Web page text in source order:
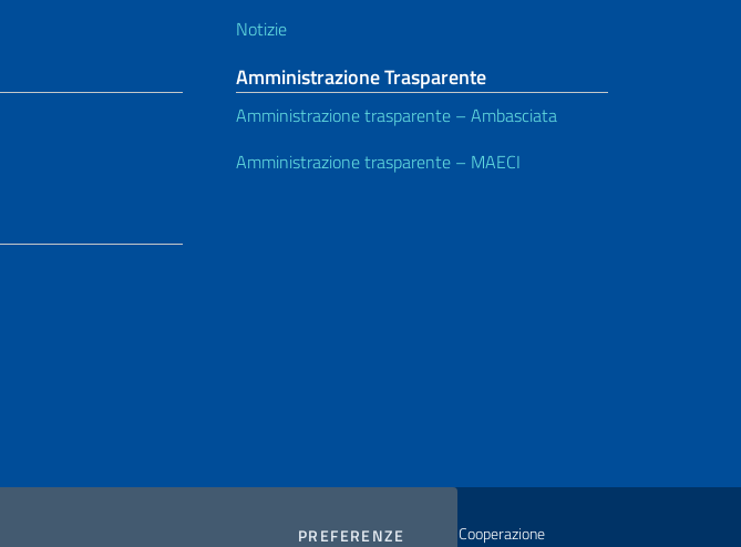
PREFERENZE COOKIES
Notizie
Amministrazione Trasparente
Amministrazione trasparente – Ambasciata
Amministrazione trasparente – MAECI
2026 Copyright Ministero degli Affari Esteri e della Cooperazione